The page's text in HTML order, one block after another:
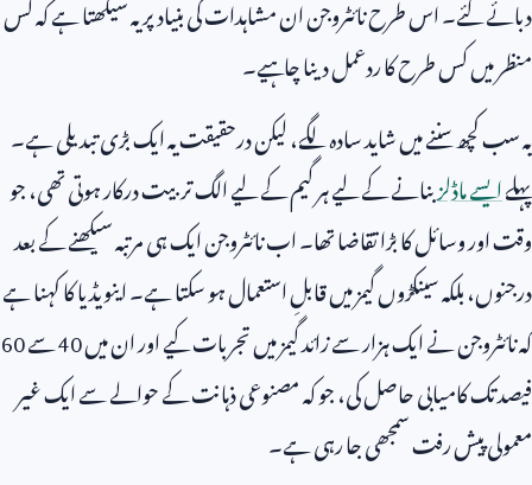
دبائے گئے۔ اس طرح نائٹروجن ان مشاہدات کی بنیاد پر یہ سیکھتا ہے کہ کس
منظر میں کس طرح کا ردعمل دینا چاہیے۔
یہ سب کچھ سننے میں شاید سادہ لگے، لیکن درحقیقت یہ ایک بڑی تبدیلی ہے۔
پہلےایسے ماڈلزبنانے کے لیے ہر گیم کے لیے الگ تربیت درکار ہوتی تھی، جو
وقت اور وسائل کا بڑا تقاضا تھا۔ اب نائٹروجن ایک ہی مرتبہ سیکھنے کے بعد
درجنوں، بلکہ سینکڑوں گیمز میں قابلِ استعمال ہو سکتا ہے۔ اینویڈیا کا کہنا ہے
کہ نائٹروجن نے ایک ہزار سے زائد گیمز میں تجربات کیے اور ان میں40سے60
فیصد تک کامیابی حاصل کی، جو کہ مصنوعی ذہانت کے حوالے سے ایک غیر
معمولی پیش رفت سمجھی جا رہی ہے۔